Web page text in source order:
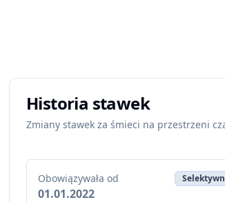
Historia stawek
Zmiany stawek za śmieci na przestrzeni
Obowiązywała od
01.01.2022